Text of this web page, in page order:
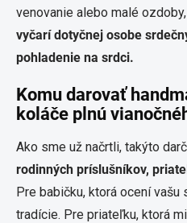
venovanie alebo malé
vyčarí dotyčnej osobe
pohladenie na srdci.
Komu darovať
koláče plnú
Ako sme už načrtli, takýto
rodinných príslušníkov,
Pre babičku, ktorá ocení vašu
tradície. Pre priateľku, ktorá